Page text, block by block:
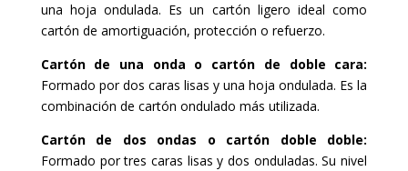
una hoja ondulada. Es un cartón ligero ideal como
cartón de amortiguación, protección o refuerzo.
Cartón de una onda o cartón de doble cara:
Formado por dos caras lisas y una hoja ondulada. Es la
combinación de cartón ondulado más utilizada.
Cartón de dos ondas o cartón doble doble:
Formado por tres caras lisas y dos onduladas. Su nivel